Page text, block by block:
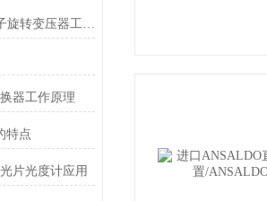
Admotec Precision外转子旋转变压器工作原理
器工作原理
特点
片光度计应用